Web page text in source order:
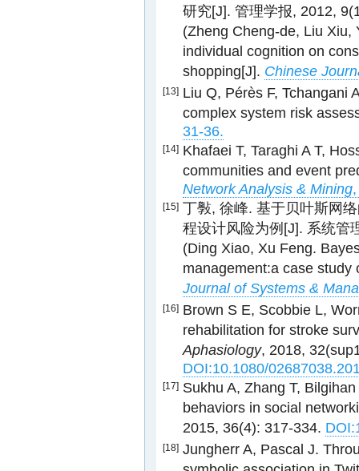
研究[J]. 管理学报, 2012,
(Zheng Cheng-de, Liu Xiu,
individual cognition on
shopping[J]. Chinese
[13] Liu Q, Pérès F, Tchangani
complex system risk
31-36.
[14] Khafaei T, Taraghi A T,
communities and event
Network Analysis & Mining
[15] 丁斅, 徐峰. 基于贝叶斯网
程设计风险为例[J]. 系统管
(Ding Xiao, Xu Feng.
management:a case study
Journal of Systems &
[16] Brown S E, Scobbie L,
rehabilitation for stroke
Aphasiology, 2018,
DOI:10.1080/
[17] Sukhu A, Zhang T,
behaviors in social
2015, 36(4): 317-334.
[18] Jungherr A, Pascal J.